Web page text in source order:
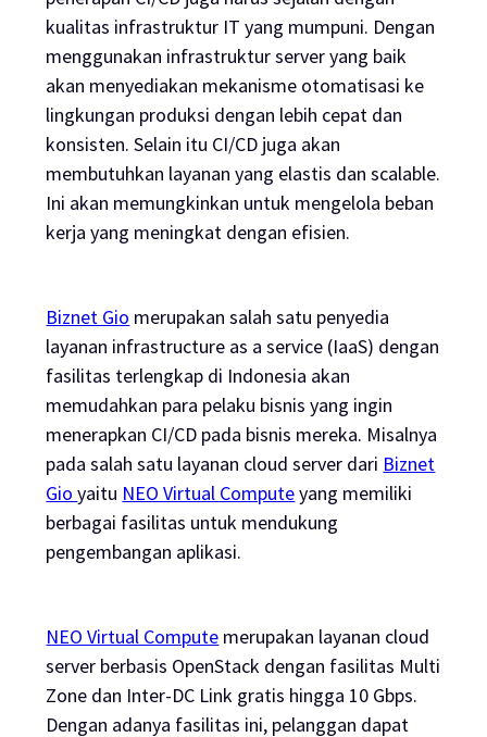
kualitas infrastruktur IT yang mumpuni. Dengan
menggunakan infrastruktur server yang baik
akan menyediakan mekanisme otomatisasi ke
lingkungan produksi dengan lebih cepat dan
konsisten. Selain itu CI/CD juga akan
membutuhkan layanan yang elastis danscalable.
Ini akan memungkinkan untuk mengelola beban
kerja yang meningkat dengan efisien.
Biznet Gio merupakan salah satu penyedia
layanan infrastructure as a service (IaaS) dengan
fasilitas terlengkap di Indonesia akan
memudahkan para pelaku bisnis yang ingin
menerapkan CI/CD pada bisnis mereka. Misalnya
pada salah satu layanan cloud server dari Biznet
Gioyaitu NEO Virtual Computeyang memiliki
berbagai fasilitas untuk mendukung
pengembangan aplikasi.
NEO Virtual Compute merupakan layanan cloud
server berbasis OpenStack dengan fasilitas Multi
Zone dan Inter-DC Link gratis hingga 10 Gbps.
Dengan adanya fasilitas ini, pelanggan dapat